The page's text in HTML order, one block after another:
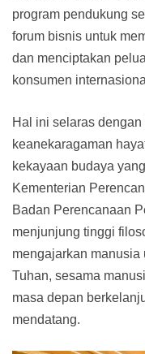
program pendukung
forum bisnis untuk
dan menciptakan
konsumen
Hal ini selaras
keanekaragaman
kekayaan budaya
Kementerian
Badan Perencanaan
menjunjung tinggi
mengajarkan manusia
Tuhan, sesama
masa depan
mendatang.